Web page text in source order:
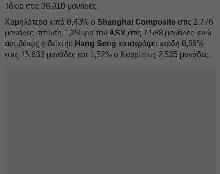
Τόκιο στις 36.010 μονάδες.
Χαμηλότερα κατά 0,43% ο Shanghai Composite στις 2.776
μονάδες, πτώση 1,2% για τον ASX στις 7.588 μονάδες, ενώ
αντιθέτως ο δείκτης Hang Seng καταγράφει κέρδη 0,96%
στις 15.633 μονάδες και 1,52% ο Kospi στις 2.535 μονάδες.